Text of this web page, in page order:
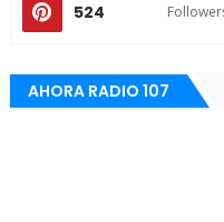
524
AHORA RADIO 107